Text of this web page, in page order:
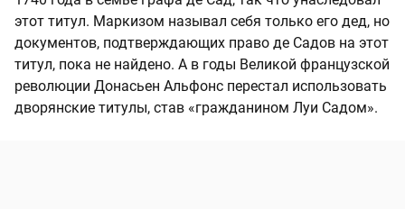
этот титул. Маркизом называл себя только его дед, но
документов, подтверждающих право де Садов на этот
титул, пока не найдено. А в годы Великой французской
революции Донасьен Альфонс перестал использовать
дворянские титулы, став «гражданином Луи Садом».